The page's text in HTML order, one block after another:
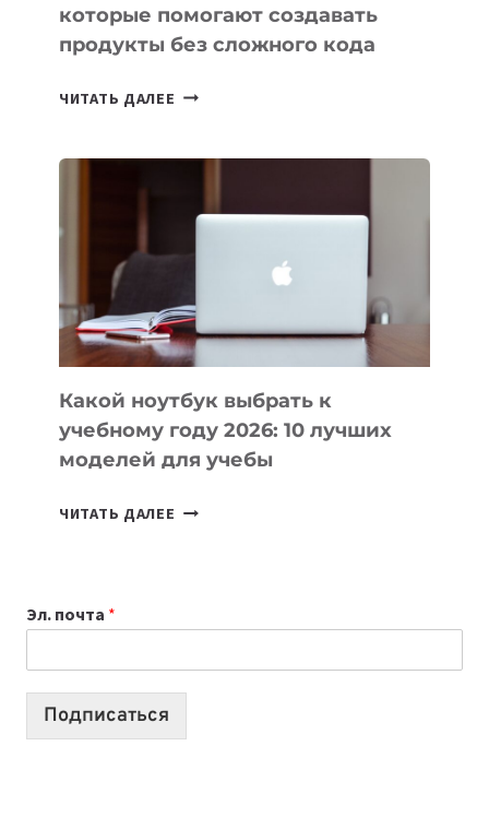
которые помогают создавать
продукты без сложного кода
ЧИТАТЬ ДАЛЕЕ 7
ПОМОГАЮТ
СОЗДАВАТЬ
БЕЗ
СЛОЖНОГО
КОДА
Какой ноутбук выбрать к
учебному году 2026: 10 лучших
моделей для учебы
ЧИТАТЬ ДАЛЕЕ КАКОЙ
2026:
10
Эл. почта *
Подписаться